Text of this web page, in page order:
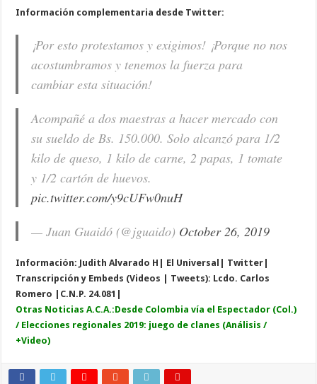
Información complementaria desde Twitter:
¡Por esto protestamos y exigimos! ¡Porque no nos
acostumbramos y tenemos la fuerza para
cambiar esta situación!
Acompañé a dos maestras a hacer mercado con
su sueldo de Bs. 150.000. Solo alcanzó para 1/2
kilo de queso, 1 kilo de carne, 2 papas, 1 tomate
y 1/2 cartón de huevos.
pic.twitter.com/y9cUFw0nuH
— Juan Guaidó (@jguaido) October 26, 2019
Información: Judith Alvarado H| El Universal| Twitter|
Transcripción y Embeds (Videos | Tweets): Lcdo. Carlos
Romero |C.N.P. 24.081|
Otras Noticias A.C.A.:Desde Colombia vía el Espectador (Col.)
/ Elecciones regionales 2019: juego de clanes (Análisis /
+Video)